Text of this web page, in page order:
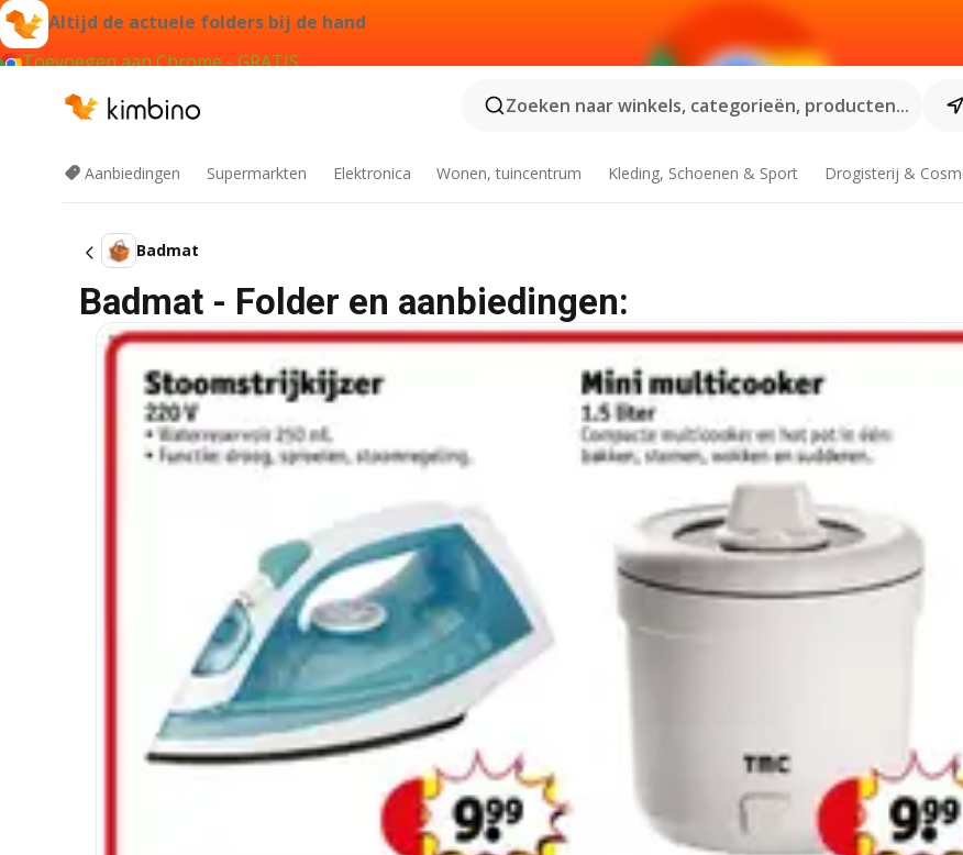
Altijd de actuele folders bij de hand
Toevoegen aan Chrome - GRATIS
Zoeken naar winkels, categorieën, producten...
Aanbiedingen Supermarkten Elektronica Wonen, tuincentrum Kleding, Schoenen & Sport Drogisterij &
Badmat
Badmat - Folder en aanbiedingen: